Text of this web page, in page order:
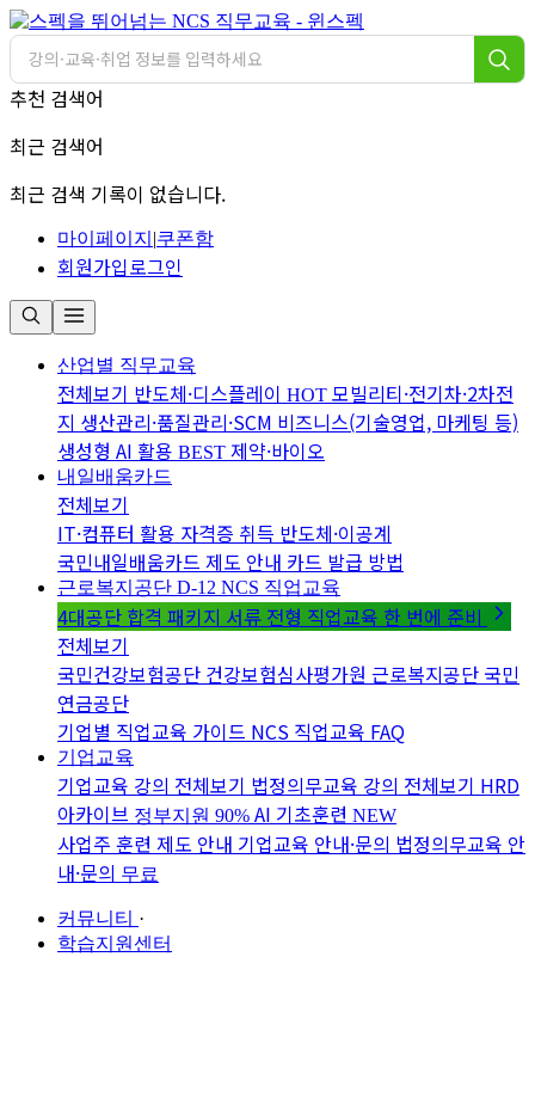
추천 검색어
최근 검색어
최근 검색 기록이 없습니다.
마이페이지 |쿠폰함
회원가입로그인
산업별 직무교육
전체보기 반도체·디스플레이 HOT 모빌리티·전기차·2차전
지 생산관리·품질관리·SCM 비즈니스(기술영업, 마케팅 등)
생성형 AI 활용 BEST 제약·바이오
내일배움카드
전체보기
IT·컴퓨터 활용 자격증 취득 반도체·이공계
국민내일배움카드 제도 안내 카드 발급 방법
근로복지공단 D-12 NCS 직업교육
4대공단 합격 패키지 서류 전형 직업교육 한 번에 준비
전체보기
국민건강보험공단 건강보험심사평가원 근로복지공단 국민
연금공단
기업별 직업교육 가이드 NCS 직업교육 FAQ
기업교육
기업교육 강의 전체보기 법정의무교육 강의 전체보기 HRD
아카이브 정부지원 90% AI 기초훈련 NEW
사업주 훈련 제도 안내 기업교육 안내·문의 법정의무교육 안
내·문의 무료
커뮤니티 ·
학습지원센터